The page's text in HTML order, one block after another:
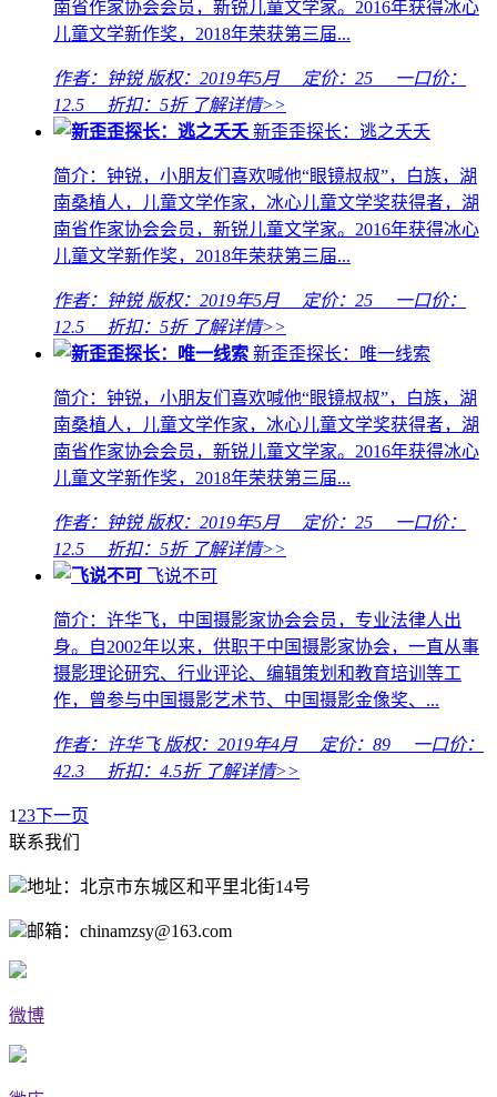
南省作家协会会员，新锐儿童文学家。2016年获得冰心
儿童文学新作奖，2018年荣获第三届...
作者：钟锐 版权：2019年5月 定价： 25 一口价：
12.5 折扣： 5折 了解详情>>
新歪歪探长：逃之夭夭
简介：钟锐，小朋友们喜欢喊他“眼镜叔叔”，白族，湖
南桑植人，儿童文学作家，冰心儿童文学奖获得者，湖
南省作家协会会员，新锐儿童文学家。2016年获得冰心
儿童文学新作奖，2018年荣获第三届...
作者：钟锐 版权：2019年5月 定价： 25 一口价：
12.5 折扣： 5折 了解详情>>
新歪歪探长：唯一线索
简介：钟锐，小朋友们喜欢喊他“眼镜叔叔”，白族，湖
南桑植人，儿童文学作家，冰心儿童文学奖获得者，湖
南省作家协会会员，新锐儿童文学家。2016年获得冰心
儿童文学新作奖，2018年荣获第三届...
作者：钟锐 版权：2019年5月 定价： 25 一口价：
12.5 折扣： 5折 了解详情>>
飞说不可
简介：许华飞，中国摄影家协会会员，专业法律人出
身。自2002年以来，供职于中国摄影家协会，一直从事
摄影理论研究、行业评论、编辑策划和教育培训等工
作，曾参与中国摄影艺术节、中国摄影金像奖、...
作者：许华飞 版权：2019年4月 定价： 89 一口价：
42.3 折扣： 4.5折 了解详情>>
1 23下一页
联系我们
地址：北京市东城区和平里北街14号
邮箱：chinamzsy@163.com
微博